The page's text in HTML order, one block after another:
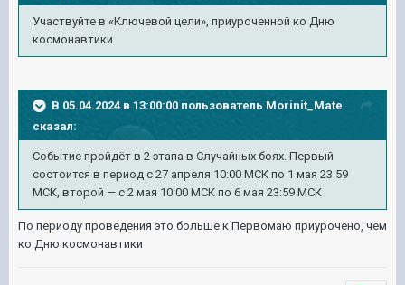
Участвуйте в «Ключевой цели», приуроченной ко Дню
космонавтики
В 05.04.2024 в 13:00:00 пользователь Morinit_Mate
сказал:
Событие пройдёт в 2 этапа в Случайных боях. Первый
состоится в период с 27 апреля 10:00 МСК по 1 мая 23:59
МСК, второй — с 2 мая 10:00 МСК по 6 мая 23:59 МСК
По периоду проведения это больше к Первомаю приурочено, чем
ко Дню космонавтики